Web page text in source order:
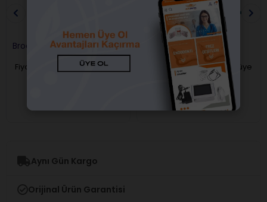
Broche Pudralı Eldiven
Fiyatları görebilmek için üye
Broche Pudrasız Eldiven
100 Lük
Fiyatları görebilmek için üye
girişi yapmalısınız.
Aynı Gün Kargo
Orijinal Ürün Garantisi